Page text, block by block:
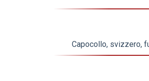
Capocollo, svizzero,